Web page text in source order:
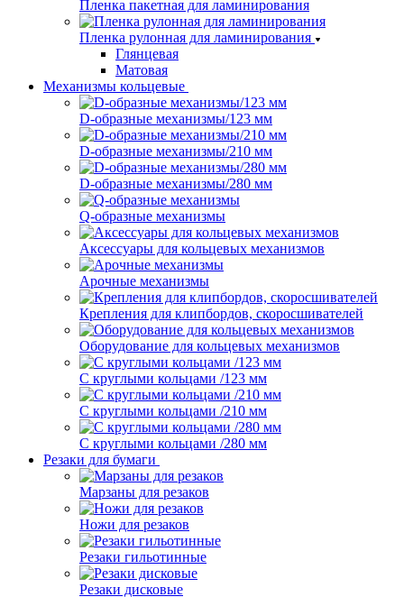
Пленка пакетная для ламинирования
Пленка рулонная для ламинирования
Глянцевая
Матовая
Механизмы кольцевые
D-образные механизмы/123 мм
D-образные механизмы/210 мм
D-образные механизмы/280 мм
Q-образные механизмы
Аксессуары для кольцевых механизмов
Арочные механизмы
Крепления для клипбордов, скоросшивателей
Оборудование для кольцевых механизмов
С круглыми кольцами /123 мм
С круглыми кольцами /210 мм
С круглыми кольцами /280 мм
Резаки для бумаги
Марзаны для резаков
Ножи для резаков
Резаки гильотинные
Резаки дисковые